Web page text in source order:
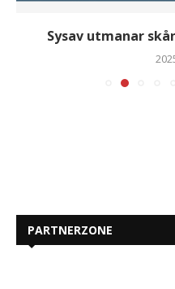
Sysav utmanar
PARTNERZONE